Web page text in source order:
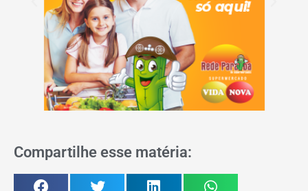
Compartilhe esse matéria: